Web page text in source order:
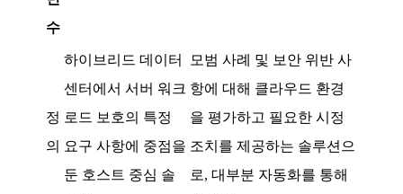
수
정
의
하이브리드 데이터
센터에서 서버 워크
로드 보호의 특정
요구 사항에 중점을
둔 호스트 중심 솔
모범 사례 및 보안 위반 사
항에 대해 클라우드 환경
을 평가하고 필요한 시정
조치를 제공하는 솔루션으
로, 대부분 자동화를 통해